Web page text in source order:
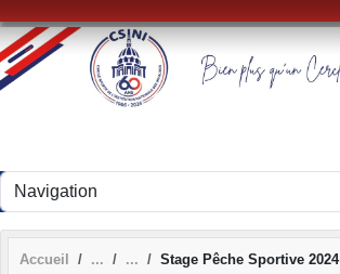
Accueil Stage Pêche Sportive 2024